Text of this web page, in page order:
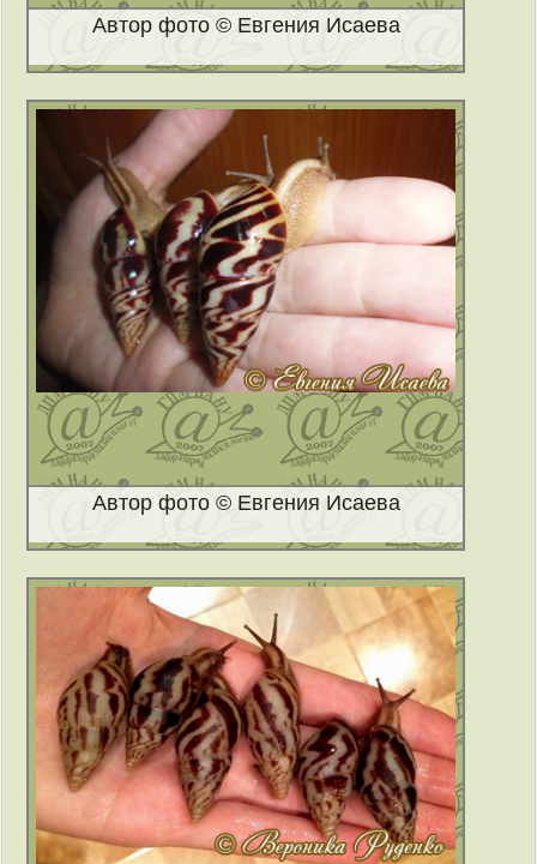
Автор фото © Евгения Исаева
Автор фото © Евгения Исаева